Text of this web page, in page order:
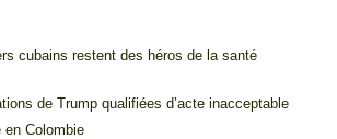
cubains restent des héros de la santé
de Trump qualifiées d’acte inacceptable
en Colombie